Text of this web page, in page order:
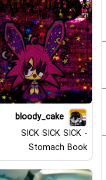
bloody_cake
SICK SICK SICK -
Stomach Book